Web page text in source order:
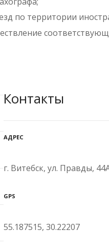
по территории
Контакты
АДРЕС
г. Витебск, ул. Правды,
GPS
55.187515, 30.22207